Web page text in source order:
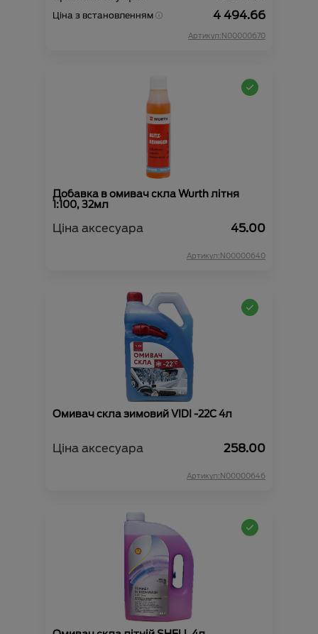
Ціна з встановленням 4 494.66
Артикул:N00000670
Добавка в омивач скла Wurth літня
1:100, 32мл
Ціна аксесуара 45.00
Артикул:N00000640
Омивач скла зимовий VIDI -22С 4л
Ціна аксесуара 258.00
Артикул:N00000646